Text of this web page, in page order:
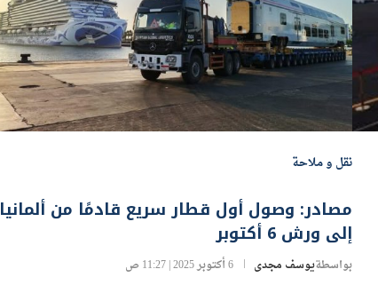
نقل و ملاحة
مصادر: وصول أول قطار سريع قادمًا من ألمانيا
إلى ورش 6 أكتوبر
بواسطةيوسف مجدى 6 أكتوبر 2025 | 11:27 ص